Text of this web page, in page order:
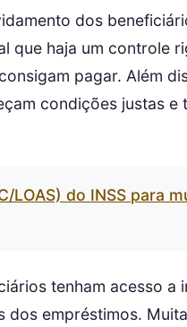
dos
que haja um controle
pagar. Além
condições justas e
LOAS) do INSS para
tenham acesso a
empréstimos.